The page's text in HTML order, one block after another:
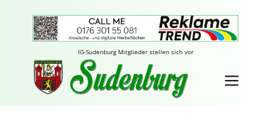
IG-Sudenburg Mitglieder stellen sich vor